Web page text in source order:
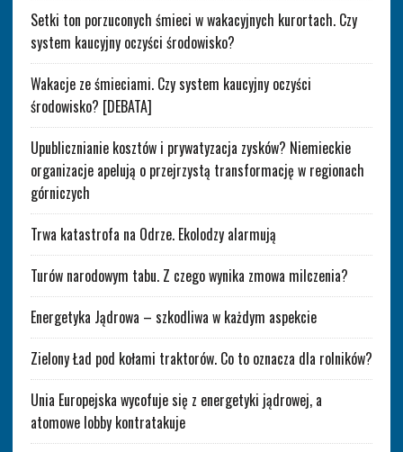
Setki ton porzuconych śmieci w wakacyjnych kurortach. Czy
system kaucyjny oczyści środowisko?
Wakacje ze śmieciami. Czy system kaucyjny oczyści
środowisko? [DEBATA]
Upublicznianie kosztów i prywatyzacja zysków? Niemieckie
organizacje apelują o przejrzystą transformację w regionach
górniczych
Trwa katastrofa na Odrze. Ekolodzy alarmują
Turów narodowym tabu. Z czego wynika zmowa milczenia?
Energetyka Jądrowa – szkodliwa w każdym aspekcie
Zielony Ład pod kołami traktorów. Co to oznacza dla rolników?
Unia Europejska wycofuje się z energetyki jądrowej, a
atomowe lobby kontratakuje